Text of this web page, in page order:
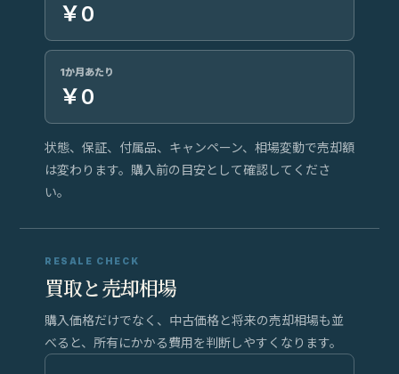
￥0
1か月あたり
￥0
状態、保証、付属品、キャンペーン、相場変動で売却額
は変わります。購入前の目安として確認してくださ
い。
RESALE CHECK
買取と売却相場
購入価格だけでなく、中古価格と将来の売却相場も並
べると、所有にかかる費用を判断しやすくなります。